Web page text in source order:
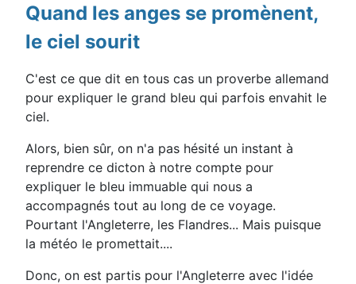
Quand les anges se promènent,
le ciel sourit
C'est ce que dit en tous cas un proverbe allemand
pour expliquer le grand bleu qui parfois envahit le
ciel.
Alors, bien sûr, on n'a pas hésité un instant à
reprendre ce dicton à notre compte pour
expliquer le bleu immuable qui nous a
accompagnés tout au long de ce voyage.
Pourtant l'Angleterre, les Flandres... Mais puisque
la météo le promettait....
Donc, on est partis pour l'Angleterre avec l'idée